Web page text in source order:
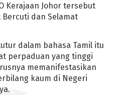
Kerajaan Johor tersebut
dan Selamat
dalam bahasa Tamil itu
perpaduan yang tinggi
memanifestasikan
kaum di Negeri